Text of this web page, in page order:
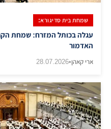
שמחת בית סדיגורא:
עגלה בכותל המזרח: שמחת
האדמור
ארי קאהן•
28.07.2026